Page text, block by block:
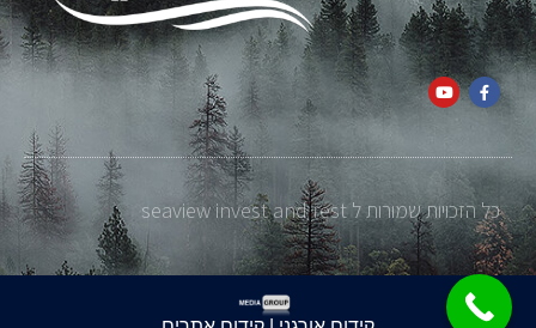
כל הזכויות שמורות ל seaview invest and rest